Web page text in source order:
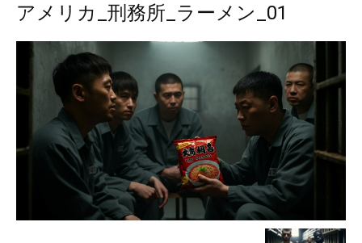
アメリカ_刑務所_ラーメン_01